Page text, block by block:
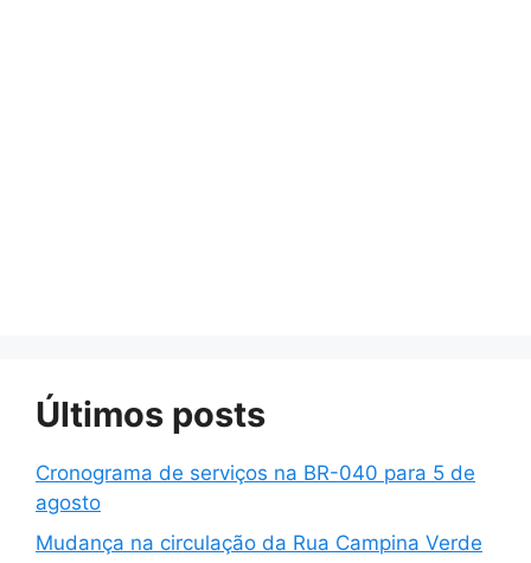
Últimos posts
Cronograma de serviços na BR-040 para 5 de
agosto
Mudança na circulação da Rua Campina Verde